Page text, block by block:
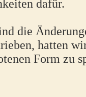
dafür.
die
hatten
Form zu